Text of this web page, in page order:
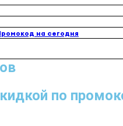
на сегодня
по